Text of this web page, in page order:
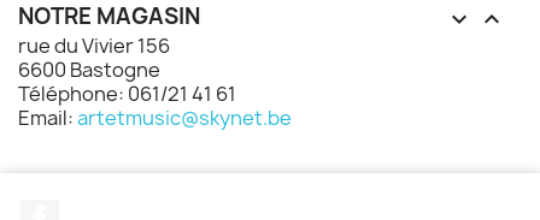
NOTRE MAGASIN  
rue du Vivier 156
6600 Bastogne
Téléphone: 061/21 41 61
Email:artetmusic@skynet.be